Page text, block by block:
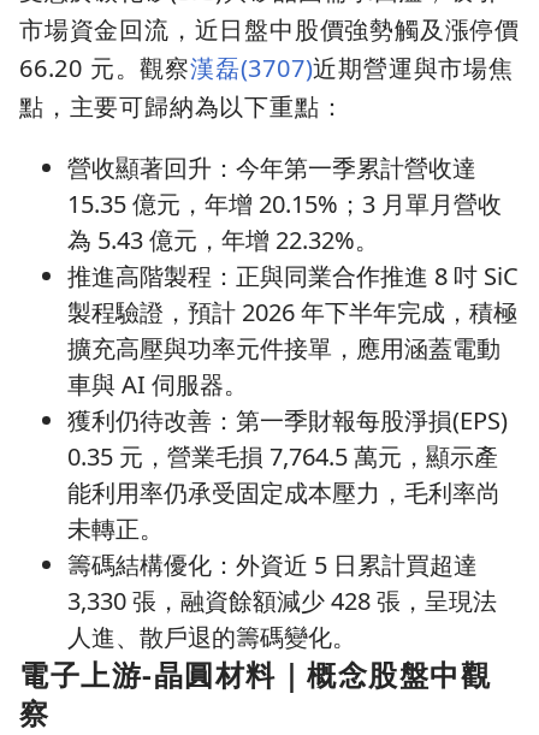
市場資金回流，近日盤中股價強勢觸及漲停價
66.20 元。觀察漢磊(3707)近期營運與市場焦
點，主要可歸納為以下重點：
營收顯著回升：今年第一季累計營收達
15.35 億元，年增 20.15%；3 月單月營收
為 5.43 億元，年增 22.32%。
推進高階製程：正與同業合作推進 8 吋 SiC
製程驗證，預計 2026 年下半年完成，積極
擴充高壓與功率元件接單，應用涵蓋電動
車與 AI 伺服器。
獲利仍待改善：第一季財報每股淨損(EPS)
0.35 元，營業毛損 7,764.5 萬元，顯示產
能利用率仍承受固定成本壓力，毛利率尚
未轉正。
籌碼結構優化：外資近 5 日累計買超達
3,330 張，融資餘額減少 428 張，呈現法
人進、散戶退的籌碼變化。
電子上游-晶圓材料｜概念股盤中觀
察